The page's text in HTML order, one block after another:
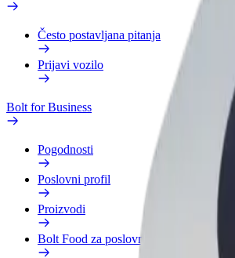
Često postavljana pitanja
Prijavi vozilo
Bolt for Business
Pogodnosti
Poslovni profil
Proizvodi
Bolt Food za poslovne korisnike